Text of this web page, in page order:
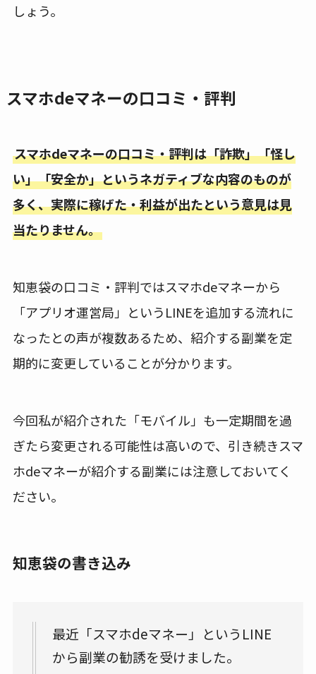
しょう。
スマホdeマネーの口コミ・評判
スマホdeマネーの口コミ・評判は「詐欺」「怪し
い」「安全か」というネガティブな内容のものが
多く、実際に稼げた・利益が出たという意見は見
当たりません。
知恵袋の口コミ・評判ではスマホdeマネーから
「アプリオ運営局」というLINEを追加する流れに
なったとの声が複数あるため、紹介する副業を定
期的に変更していることが分かります。
今回私が紹介された「モバイル」も一定期間を過
ぎたら変更される可能性は高いので、引き続きスマ
ホdeマネーが紹介する副業には注意しておいてく
ださい。
知恵袋の書き込み
最近「スマホdeマネー」というLINE
から副業の勧誘を受けました。